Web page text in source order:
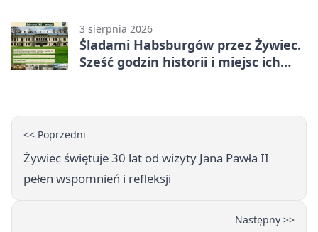
3 sierpnia 2026
Śladami Habsburgów przez Żywiec.
Sześć godzin historii i miejsc ich
<< Poprzedni
Żywiec świętuje 30 lat od wizyty Jana Pawła II
pełen wspomnień i refleksji
Następny >>